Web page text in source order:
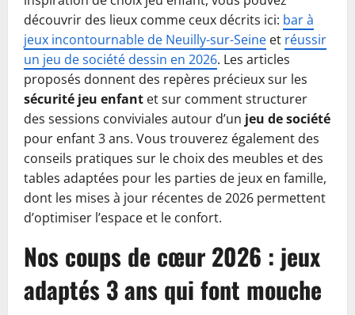
découvrir des lieux comme ceux décrits ici: bar à
jeux incontournable de Neuilly-sur-Seine et réussir
un jeu de société dessin en 2026. Les articles
proposés donnent des repères précieux sur les
sécurité jeu enfant et sur comment structurer
des sessions conviviales autour d’un jeu de société
pour enfant 3 ans. Vous trouverez également des
conseils pratiques sur le choix des meubles et des
tables adaptées pour les parties de jeux en famille,
dont les mises à jour récentes de 2026 permettent
d’optimiser l’espace et le confort.
Nos coups de cœur 2026 : jeux
adaptés 3 ans qui font mouche